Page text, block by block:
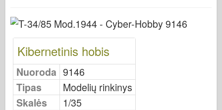
Šarvai profilyje
Concord
Veržlės ir varžtai
Naujas Vanguard
Osprey modeliavimas
Osprey leidyba
Kibernetinis hobis
Nuoroda 9146
Tipas
Modelių rinkinys
Skalės
1/35